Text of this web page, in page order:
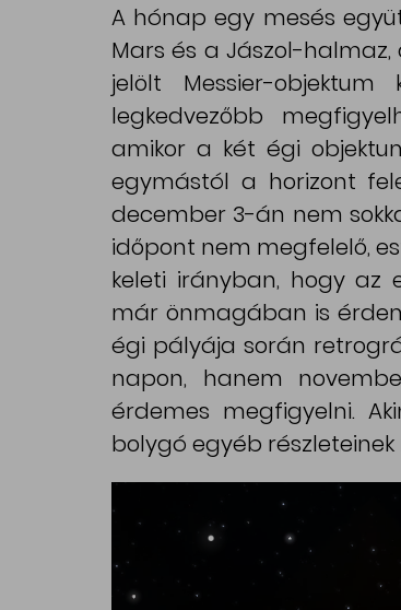
A hónap egy mesés
Mars és a Jászol-
jelölt Messier-
legkedvezőbb
amikor a két égi
egymástól a horizont
december 3-án nem
időpont nem megfelelő,
keleti irányban, hogy az
már önmagában is
égi pályája során
napon, hanem
érdemes megfigyelni.
bolygó egyéb